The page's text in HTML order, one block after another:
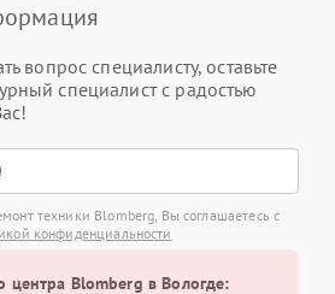
вопрос специалисту, оставьте
специалист с радостью
техники Blomberg, Вы соглашаетесь с
конфиденциальности
центра Blomberg в Вологде: